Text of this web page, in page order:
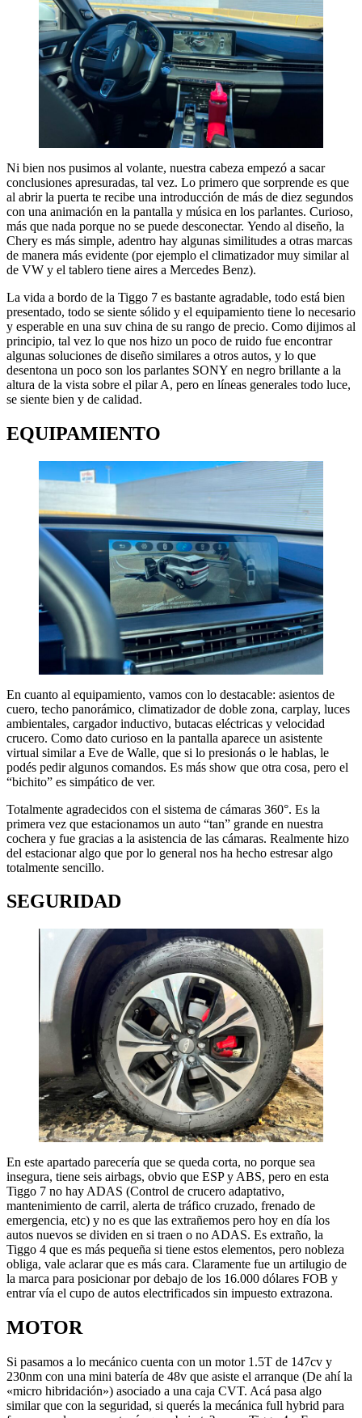
Ni bien nos pusimos al volante, nuestra cabeza empezó a sacar
conclusiones apresuradas, tal vez. Lo primero que sorprende es que
al abrir la puerta te recibe una introducción de más de diez segundos
con una animación en la pantalla y música en los parlantes. Curioso,
más que nada porque no se puede desconectar. Yendo al diseño, la
Chery es más simple, adentro hay algunas similitudes a otras marcas
de manera más evidente (por ejemplo el climatizador muy similar al
de VW y el tablero tiene aires a Mercedes Benz).
La vida a bordo de la Tiggo 7 es bastante agradable, todo está bien
presentado, todo se siente sólido y el equipamiento tiene lo necesario
y esperable en una suv china de su rango de precio. Como dijimos al
principio, tal vez lo que nos hizo un poco de ruido fue encontrar
algunas soluciones de diseño similares a otros autos, y lo que
desentona un poco son los parlantes SONY en negro brillante a la
altura de la vista sobre el pilar A, pero en líneas generales todo luce,
se siente bien y de calidad.
EQUIPAMIENTO
En cuanto al equipamiento, vamos con lo destacable: asientos de
cuero, techo panorámico, climatizador de doble zona, carplay, luces
ambientales, cargador inductivo, butacas eléctricas y velocidad
crucero. Como dato curioso en la pantalla aparece un asistente
virtual similar a Eve de Walle, que si lo presionás o le hablas, le
podés pedir algunos comandos. Es más show que otra cosa, pero el
“bichito” es simpático de ver.
Totalmente agradecidos con el sistema de cámaras 360°. Es la
primera vez que estacionamos un auto “tan” grande en nuestra
cochera y fue gracias a la asistencia de las cámaras. Realmente hizo
del estacionar algo que por lo general nos ha hecho estresar algo
totalmente sencillo.
SEGURIDAD
En este apartado parecería que se queda corta, no porque sea
insegura, tiene seis airbags, obvio que ESP y ABS, pero en esta
Tiggo 7 no hay ADAS (Control de crucero adaptativo,
mantenimiento de carril, alerta de tráfico cruzado, frenado de
emergencia, etc) y no es que las extrañemos pero hoy en día los
autos nuevos se dividen en si traen o no ADAS. Es extraño, la
Tiggo 4 que es más pequeña si tiene estos elementos, pero nobleza
obliga, vale aclarar que es más cara. Claramente fue un artilugio de
la marca para posicionar por debajo de los 16.000 dólares FOB y
entrar vía el cupo de autos electrificados sin impuesto extrazona.
MOTOR
Si pasamos a lo mecánico cuenta con un motor 1.5T de 147cv y
230nm con una mini batería de 48v que asiste el arranque (De ahí la
«micro hibridación») asociado a una caja CVT. Acá pasa algo
similar que con la seguridad, si querés la mecánica full hybrid para